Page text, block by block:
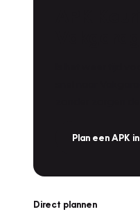
Plan een APK in
Direct plannen